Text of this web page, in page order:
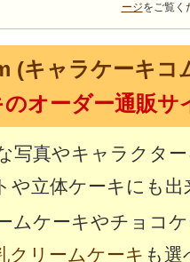
ージをご覧く
(キャラケーキコ
オーダー通販サ
写真やキャラクタ
や立体ケーキにも出
ムケーキやチョコ
クリームケーキ も選